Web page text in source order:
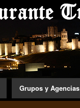
Grupos y Agencias